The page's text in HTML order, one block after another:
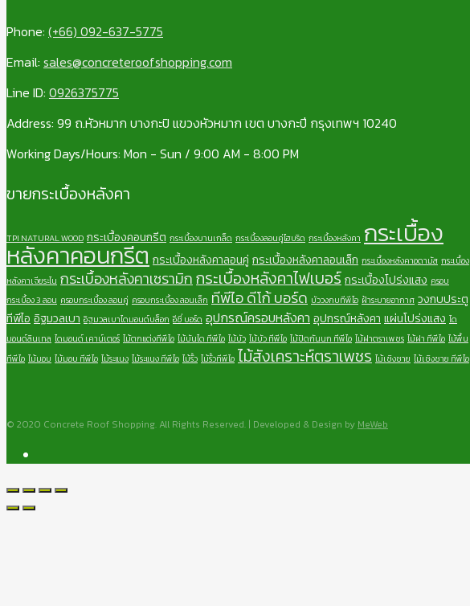
Phone: (+66) 092-637-5775
Email: sales@concreteroofshopping.com
Line ID: 0926375775
Address: 99 ถ.หัวหมาก บางกะปิ แขวงหัวหมาก เขต บางกะปี กรุงเทพฯ 10240
Working Days/Hours: Mon - Sun / 9:00 AM - 8:00 PM
ขายกระเบื้องหลังคา
TPI NATURAL WOOD กระเบื้องคอนกรีต กระเบื้องบานเกล็ด กระเบื้องลอนคู่ไฮบริด กระเบื้องหลังคา กระเบื้อง
หลังคาคอนกรีตกระเบื้องหลังคาลอนคู่ กระเบื้องหลังคาลอนเล็ก กระเบื้องหลังคาอดามัส กระเบื้อง
หลังคาเจียระไน กระเบื้องหลังคาเซรามิกกระเบื้องหลังคาไฟเบอร์กระเบื้องโปร่งแสง ครอบ
กระเบื้อง 3 ลอน ครอบกระเบื้อง ลอนคู่ ครอบกระเบื้อง ลอนเล็ก ทีพีไอ ดีโก้ บอร์ด บัววงกบทีพีไอ ฝ้าระบายอากาศ วงกบประตู
ทีพีไอ อิฐมวลเบา อิฐมวลเบาไดมอนด์บล็อก อีซี่ บอร์ด อุปกรณ์ครอบหลังคา อุปกรณ์หลังคา แผ่นโปร่งแสง ได
มอนด์ลินเทล ไดมอนด์ เคาน์เตอร์ ไม้ตกแต่งทีพีไอ ไม้บันได ทีพีไอ ไม้บัว ไม้บัว ทีพีไอ ไม้ปิดกันนก ทีพีไอ ไม้ฝาตราเพชร ไม้ฝา ทีพีไอ ไม้พื้น
ทีพีไอ ไม้มอบ ไม้มอบ ทีพีไอ ไม้ระแนง ไม้ระแนง ทีพีไอ ไม้รั้ว ไม้รั้วทีพีไอ ไม้สังเคราะห์ตราเพชร ไม้เชิงชาย ไม้เชิงชาย ทีพีไอ
© 2020 Concrete Roof Shopping. All Rights Reserved. | Developed & Design by MeWeb